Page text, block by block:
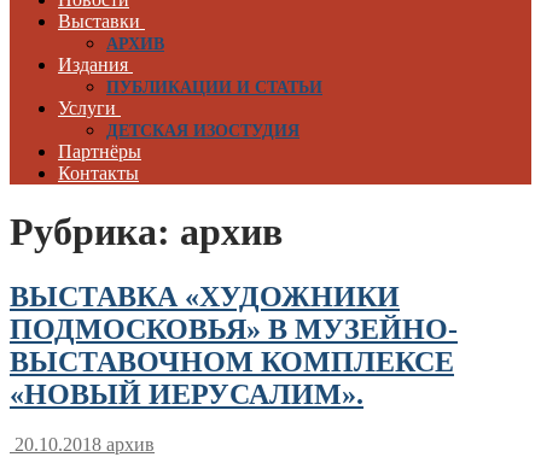
Выставки
АРХИВ
Издания
ПУБЛИКАЦИИ И СТАТЬИ
Услуги
ДЕТСКАЯ ИЗОСТУДИЯ
Партнёры
Контакты
Рубрика: архив
ВЫСТАВКА «ХУДОЖНИКИ
ПОДМОСКОВЬЯ» В МУЗЕЙНО-
ВЫСТАВОЧНОМ КОМПЛЕКСЕ
«НОВЫЙ ИЕРУСАЛИМ».
20.10.2018 архив